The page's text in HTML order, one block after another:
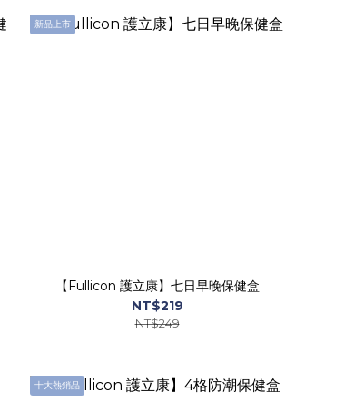
新品上市
【Fullicon 護立康】七日早晚保健盒
NT$219
NT$249
十大熱銷品